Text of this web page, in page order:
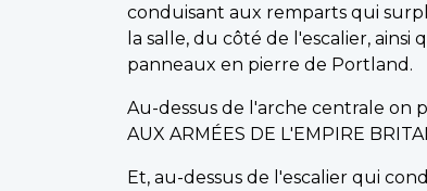
conduisant aux remparts qui
la salle, du côté de l'escalier,
panneaux en pierre de Portland.
Au-dessus de l'arche centrale on
AUX ARMÉES DE L'EMPIRE
Et, au-dessus de l'escalier qui